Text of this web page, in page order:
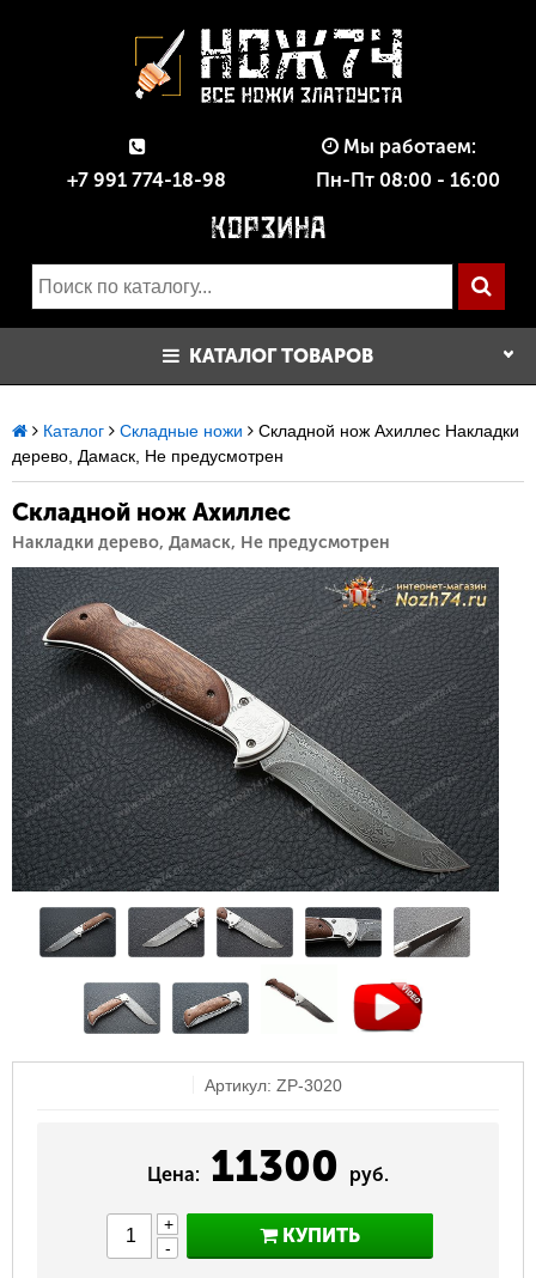
+7 991 774-18-98
Мы работаем:
Пн-Пт 08:00 - 16:00
КАТАЛОГ ТОВАРОВ
Каталог Складные ножи
Складной нож Ахиллес Накладки
дерево, Дамаск, Не предусмотрен
Складной нож Ахиллес
Накладки дерево, Дамаск, Не предусмотрен
Артикул: ZP-3020
Цена: 11300 руб.
+
-
КУПИТЬ